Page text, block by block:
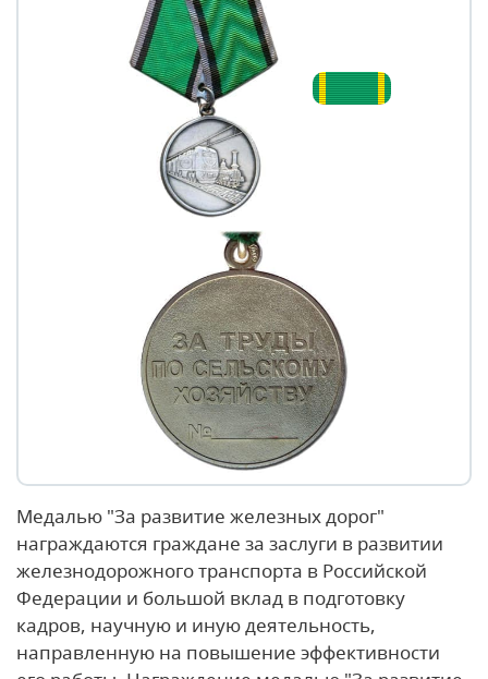
Медалью "За развитие железных дорог"
награждаются граждане за заслуги в развитии
железнодорожного транспорта в Российской
Федерации и большой вклад в подготовку
кадров, научную и иную деятельность,
направленную на повышение эффективности